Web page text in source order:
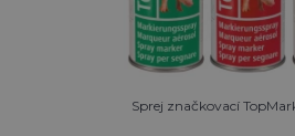
Sprej značkovací